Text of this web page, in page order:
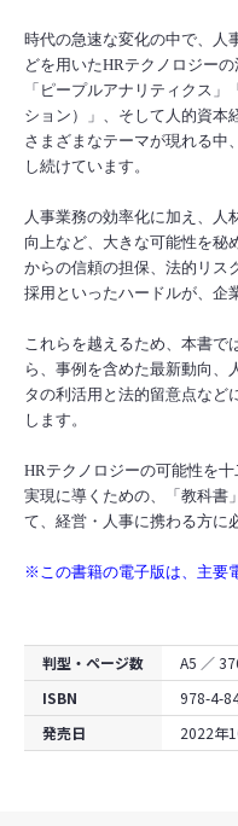
時代の急速な変化の中で、人
どを用いたHRテクノロジー
「ピープルアナリティクス
ション）」、そして人的資本
さまざまなテーマが現れる中
し続けています。
人事業務の効率化に加え、人
向上など、大きな可能性を秘
からの信頼の担保、法的リス
採用といったハードルが、企
これらを越えるため、本書で
ら、事例を含めた最新動向、
タの利活用と法的留意点など
します。
HRテクノロジーの可能性を
実現に導くための、「教科書
て、経営・人事に携わる方に
※この書籍の電子版は、主要
判型・ページ数
A5 ／
ISBN
978-4-
発売日
2022年